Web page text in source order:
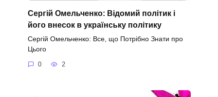
Сергій Омельченко: Відомий політик і
його внесок в українську політику
Сергій Омельченко: Все, що Потрібно Знати про
Цього
0 2